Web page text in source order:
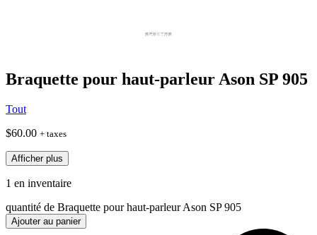
Braquette pour haut-parleur Ason SP 905
Tout
$60.00 + taxes
Afficher plus
1 en inventaire
quantité de Braquette pour haut-parleur Ason SP 905
Ajouter au panier